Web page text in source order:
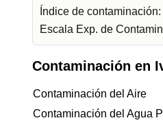
Índice de contaminación:
Escala Exp. de
Contaminación en
Contaminación del Aire
Contaminación del Agua